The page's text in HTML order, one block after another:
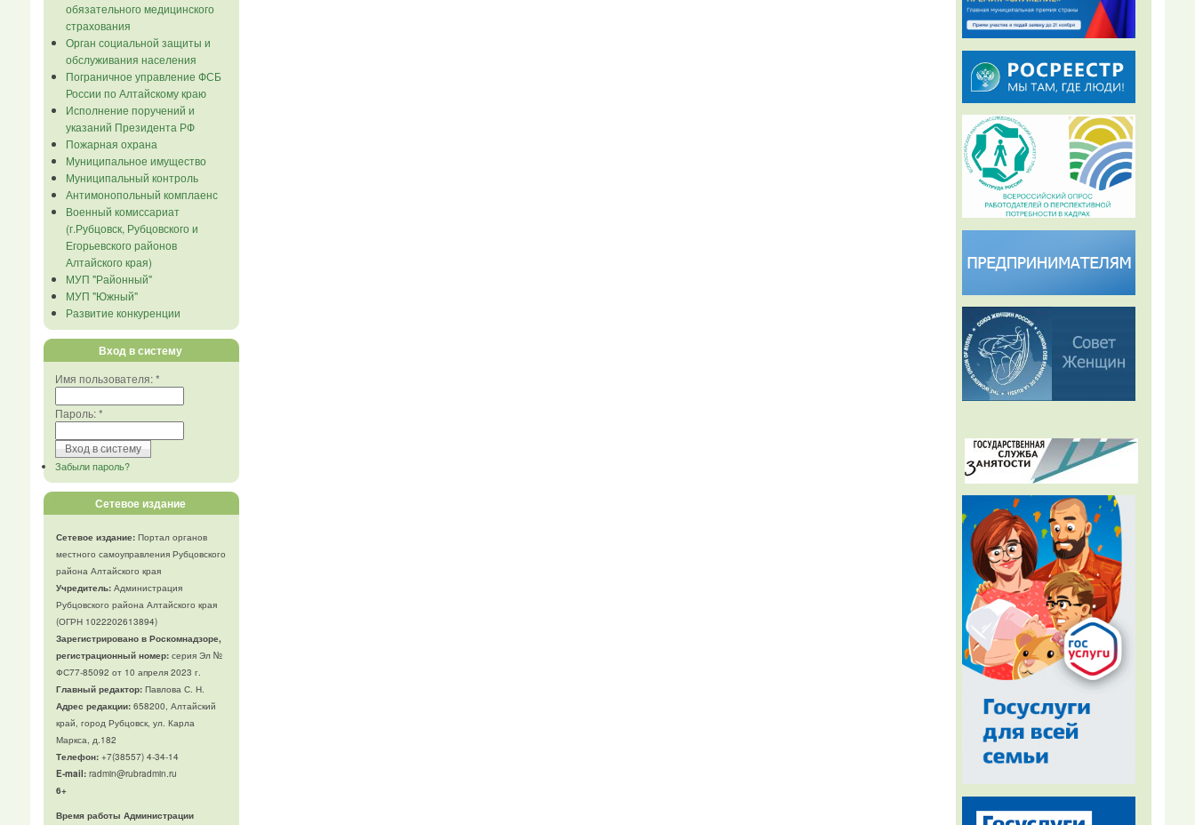
обязательного медицинского
страхования
Орган социальной защиты и
обслуживания населения
Пограничное управление ФСБ
России по Алтайскому краю
Исполнение поручений и
указаний Президента РФ
Пожарная охрана
Муниципальное имущество
Муниципальный контроль
Антимонопольный комплаенс
Военный комиссариат
(г.Рубцовск, Рубцовского и
Егорьевского районов
Алтайского края)
МУП "Районный"
МУП "Южный"
Развитие конкуренции
Вход в систему
Имя пользователя:*
Пароль:*
Забыли пароль?
Сетевое издание
Сетевое издание:Портал органов
местного самоуправления Рубцовского
района Алтайского края
Учредитель:Администрация
Рубцовского района Алтайского края
(ОГРН 1022202613894)
Зарегистрировано в Роскомнадзоре,
регистрационный номер:серия Эл №
ФС77-85092 от 10 апреля 2023 г.
Главный редактор:Павлова С. Н.
Адрес редакции:658200, Алтайский
край, город Рубцовск, ул. Карла
Маркса, д.182
Телефон:+7(38557) 4-34-14
E-mail:radmin@rubradmin.ru
6+
Время работы Администрации